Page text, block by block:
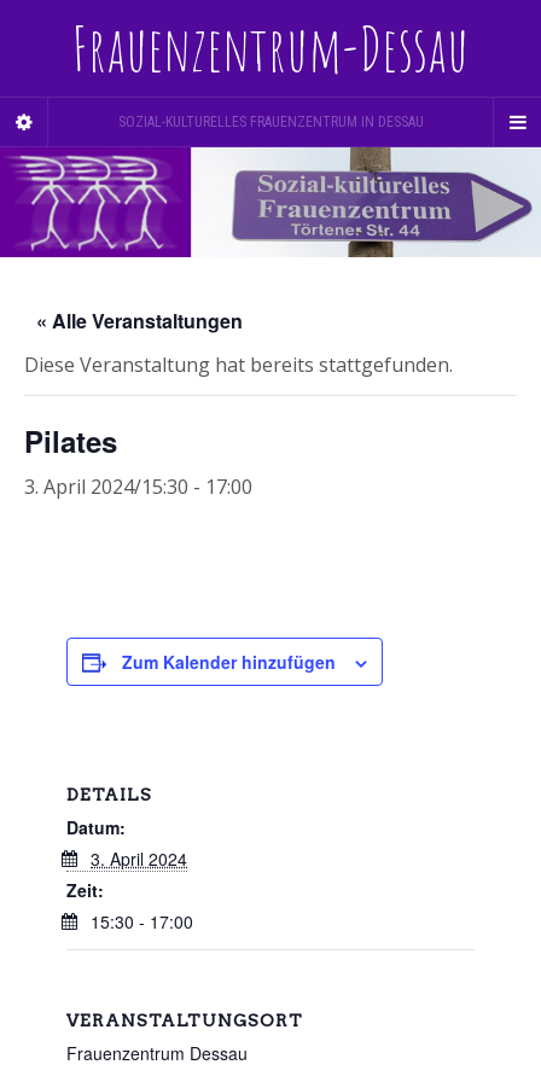
Frauenzentrum-Dessau
SOZIAL-KULTURELLES FRAUENZENTRUM IN DESSAU
« Alle Veranstaltungen
Diese Veranstaltung hat bereits stattgefunden.
Pilates
3. April 2024/15:30 - 17:00
Zum Kalender hinzufügen
DETAILS
Datum:
3. April 2024
Zeit:
15:30 - 17:00
VERANSTALTUNGSORT
Frauenzentrum Dessau